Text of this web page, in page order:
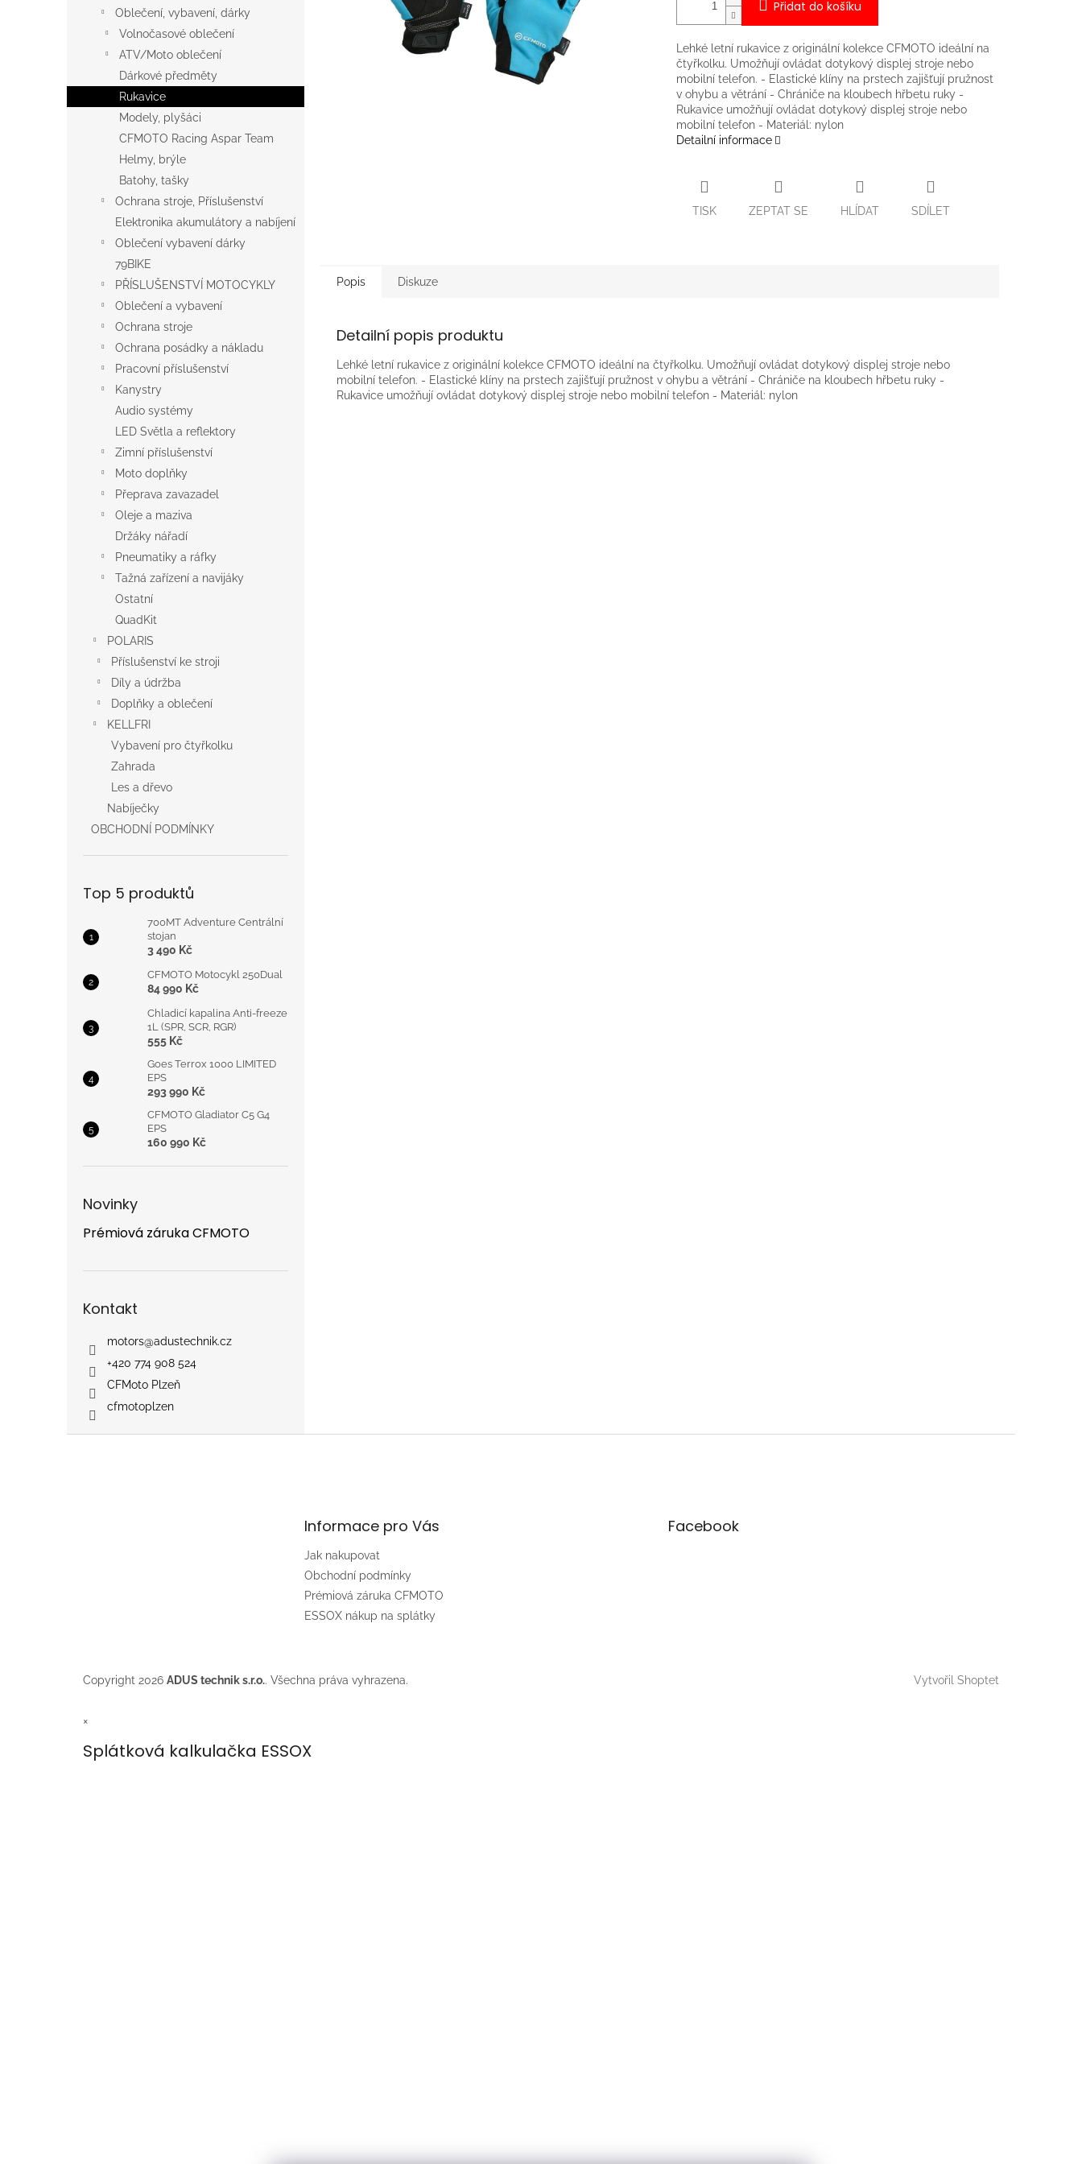
Oblečení, vybavení, dárky
Volnočasové oblečení
ATV/Moto oblečení
Dárkové předměty
Rukavice
Modely, plyšáci
CFMOTO Racing Aspar Team
Helmy, brýle
Batohy, tašky
Ochrana stroje, Příslušenství
Elektronika akumulátory a nabíjení
Oblečení vybavení dárky
79BIKE
PŘÍSLUŠENSTVÍ MOTOCYKLY
Oblečení a vybavení
Ochrana stroje
Ochrana posádky a nákladu
Pracovní příslušenství
Kanystry
Audio systémy
LED Světla a reflektory
Zimní příslušenství
Moto doplňky
Přeprava zavazadel
Oleje a maziva
Držáky nářadí
Pneumatiky a ráfky
Tažná zařízení a navijáky
Ostatní
QuadKit
POLARIS
Příslušenství ke stroji
Díly a údržba
Doplňky a oblečení
KELLFRI
Vybavení pro čtyřkolku
Zahrada
Les a dřevo
Nabíječky
OBCHODNÍ PODMÍNKY
Top 5 produktů
700MT Adventure Centrální
stojan
3 490 Kč
CFMOTO Motocykl 250Dual
84 990 Kč
Chladicí kapalina Anti-freeze
1L (SPR, SCR, RGR)
555 Kč
Goes Terrox 1000 LIMITED
EPS
293 990 Kč
CFMOTO Gladiator C5 G4
EPS
160 990 Kč
Novinky
Prémiová záruka CFMOTO
Kontakt
motors@adustechnik.cz
+420 774 908 524
CFMoto Plzeň
cfmotoplzen
Přidat do košíku
Lehké letní rukavice z originální kolekce CFMOTO ideální na
čtyřkolku. Umožňují ovládat dotykový displej stroje nebo
mobilní telefon. - Elastické klíny na prstech zajišťují pružnost
v ohybu a větrání - Chrániče na kloubech hřbetu ruky -
Rukavice umožňují ovládat dotykový displej stroje nebo
mobilní telefon - Materiál: nylon
Detailní informace
TISK ZEPTAT SE HLÍDAT SDÍLET
Popis Diskuze
Detailní popis produktu
Lehké letní rukavice z originální kolekce CFMOTO ideální na čtyřkolku. Umožňují ovládat dotykový displej stroje nebo
mobilní telefon. - Elastické klíny na prstech zajišťují pružnost v ohybu a větrání - Chrániče na kloubech hřbetu ruky -
Rukavice umožňují ovládat dotykový displej stroje nebo mobilní telefon - Materiál: nylon
Informace pro Vás
Jak nakupovat
Obchodní podmínky
Prémiová záruka CFMOTO
ESSOX nákup na splátky
Facebook
Vytvořil Shoptet
Copyright 2026 ADUS technik s.r.o.. Všechna práva vyhrazena.
×
Splátková kalkulačka ESSOX